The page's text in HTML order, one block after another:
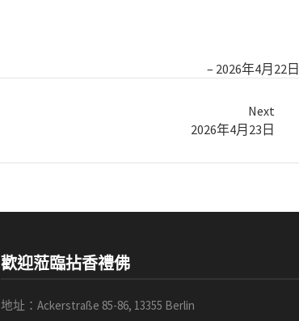
2026年4月22日
Next
2026年4月23日
歡迎蒞臨拈香禮佛
地址：Ackerstraße 85-86, 13355 Berlin